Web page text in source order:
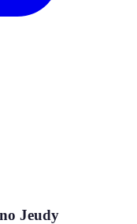
Jeudy